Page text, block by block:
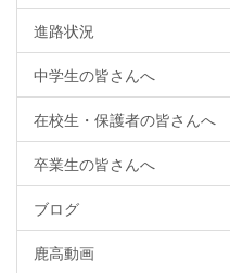
進路状況
中学生の皆さんへ
在校生・保護者の皆さんへ
卒業生の皆さんへ
ブログ
鹿高動画